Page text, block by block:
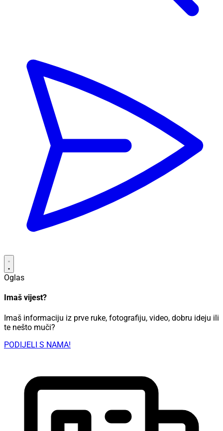
Oglas
Imaš vijest?
Imaš informaciju iz prve ruke, fotografiju, video, dobru ideju ili
te nešto muči?
PODIJELI S NAMA!